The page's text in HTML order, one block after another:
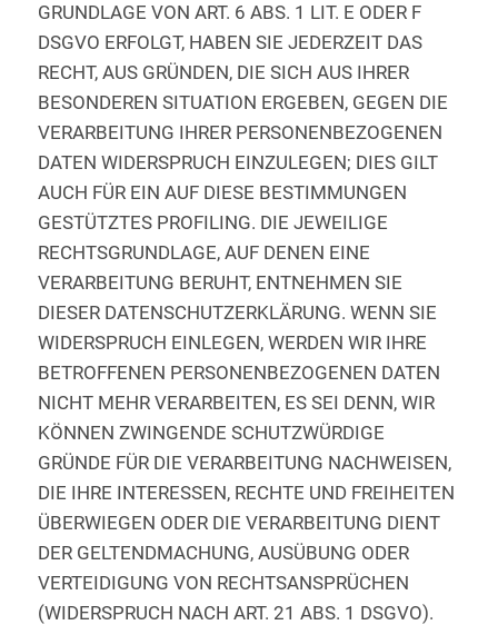
GRUNDLAGE VON ART. 6 ABS. 1 LIT. E ODER F
DSGVO ERFOLGT, HABEN SIE JEDERZEIT DAS
RECHT, AUS GRÜNDEN, DIE SICH AUS IHRER
BESONDEREN SITUATION ERGEBEN, GEGEN DIE
VERARBEITUNG IHRER PERSONENBEZOGENEN
DATEN WIDERSPRUCH EINZULEGEN; DIES GILT
AUCH FÜR EIN AUF DIESE BESTIMMUNGEN
GESTÜTZTES PROFILING. DIE JEWEILIGE
RECHTSGRUNDLAGE, AUF DENEN EINE
VERARBEITUNG BERUHT, ENTNEHMEN SIE
DIESER DATENSCHUTZERKLÄRUNG. WENN SIE
WIDERSPRUCH EINLEGEN, WERDEN WIR IHRE
BETROFFENEN PERSONENBEZOGENEN DATEN
NICHT MEHR VERARBEITEN, ES SEI DENN, WIR
KÖNNEN ZWINGENDE SCHUTZWÜRDIGE
GRÜNDE FÜR DIE VERARBEITUNG NACHWEISEN,
DIE IHRE INTERESSEN, RECHTE UND FREIHEITEN
ÜBERWIEGEN ODER DIE VERARBEITUNG DIENT
DER GELTENDMACHUNG, AUSÜBUNG ODER
VERTEIDIGUNG VON RECHTSANSPRÜCHEN
(WIDERSPRUCH NACH ART. 21 ABS. 1 DSGVO).